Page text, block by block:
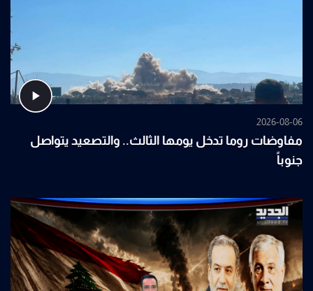
2026-08-06
مفاوضات روما تدخل يومها الثالث.. والتصعيد يتواصل
جنوباً